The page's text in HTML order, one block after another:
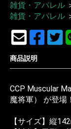
雑貨・アパレル
雑貨・アパレル
商品説明
CCP Muscular
魔将軍） が登場！
【サイズ】縦